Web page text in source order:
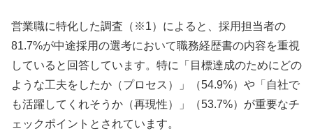
営業職に特化した調査（※1）によると、採用担当者の
81.7%が中途採用の選考において職務経歴書の内容を重視
していると回答しています。特に「目標達成のためにどの
ような工夫をしたか（プロセス）」（54.9%）や「自社で
も活躍してくれそうか（再現性）」（53.7%）が重要なチ
ェックポイントとされています。